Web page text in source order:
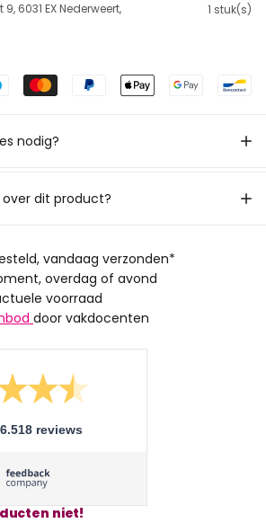
6031 EX Nederweert,
1 stuk(s)
nodig?
dit product?
vandaag verzonden*
overdag of avond
voorraad
door vakdocenten
6.518 reviews
niet!